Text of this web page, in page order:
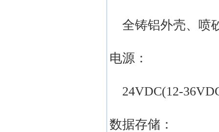
全铸铝外壳、喷
电源：
24VDC(12-
数据存储：